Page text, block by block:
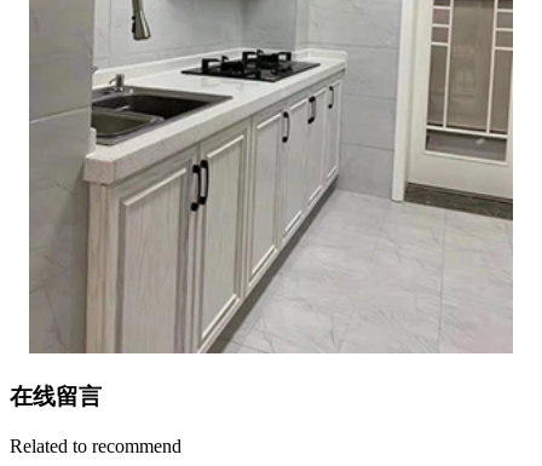
在线留言
Related to recommend